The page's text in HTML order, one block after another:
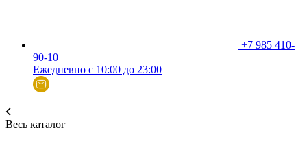
+7 985 410-
90-10
Ежедневно с 10:00 до 23:00
Весь каталог